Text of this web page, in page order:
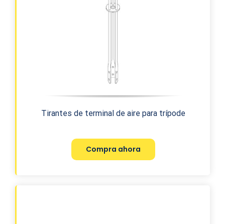
Tirantes de terminal de aire para trípode
Compra ahora